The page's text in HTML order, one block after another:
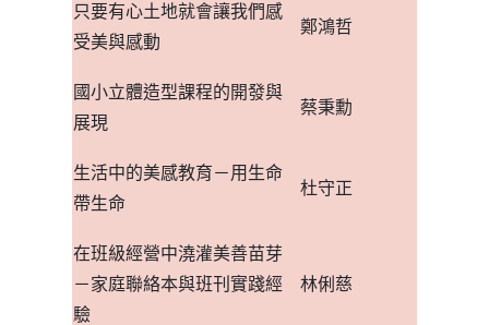
只要有心土地就會讓我們感
受美與感動
鄭鴻哲
國小立體造型課程的開發與
展現
蔡秉勳
生活中的美感教育－用生命
帶生命
杜守正
在班級經營中澆灌美善苗芽
－家庭聯絡本與班刊實踐經
驗
林俐慈